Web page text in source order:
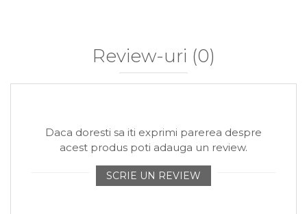
Review-uri (0)
Daca doresti sa iti exprimi parerea despre
acest produs poti adauga un review.
SCRIE UN REVIEW